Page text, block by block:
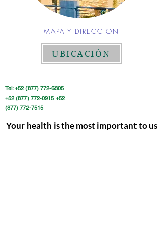
MAPA Y DIRECCION
UBICACIÓN
Tel:+52 (877) 772-6305
+52 (877) 772-0915 +52
(877) 772-7515
Your health is the most important to us